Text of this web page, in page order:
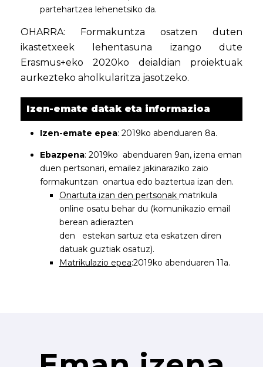
partehartzea lehenetsiko da.
OHARRA: Formakuntza osatzen duten
ikastetxeek lehentasuna izango dute
Erasmus+eko 2020ko deialdian proiektuak
aurkezteko aholkularitza jasotzeko.
Izen-emate datak eta informazioa
Izen-emate epea: 2019ko abenduaren 8a.
Ebazpena: 2019ko abenduaren 9an, izena eman
duen pertsonari, emailez jakinaraziko zaio
formakuntzan onartua edo baztertua izan den.
Onartuta izan den pertsonak matrikula
online osatu behar du (komunikazio email
berean adierazten
den estekan sartuz eta eskatzen diren
datuak guztiak osatuz).
Matrikulazio epea:2019ko abenduaren 11a.